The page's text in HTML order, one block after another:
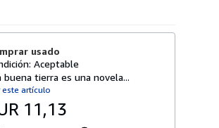
usado
Aceptable
buena tierra es una novela...
este artículo
11,13